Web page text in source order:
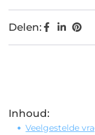
Delen:
Inhoud:
Veelgestelde